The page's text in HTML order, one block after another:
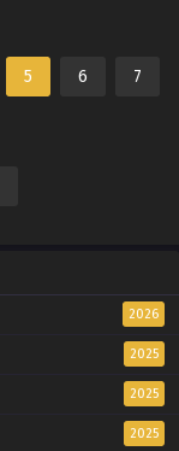
5 6 7
2026
2025
2025
2025